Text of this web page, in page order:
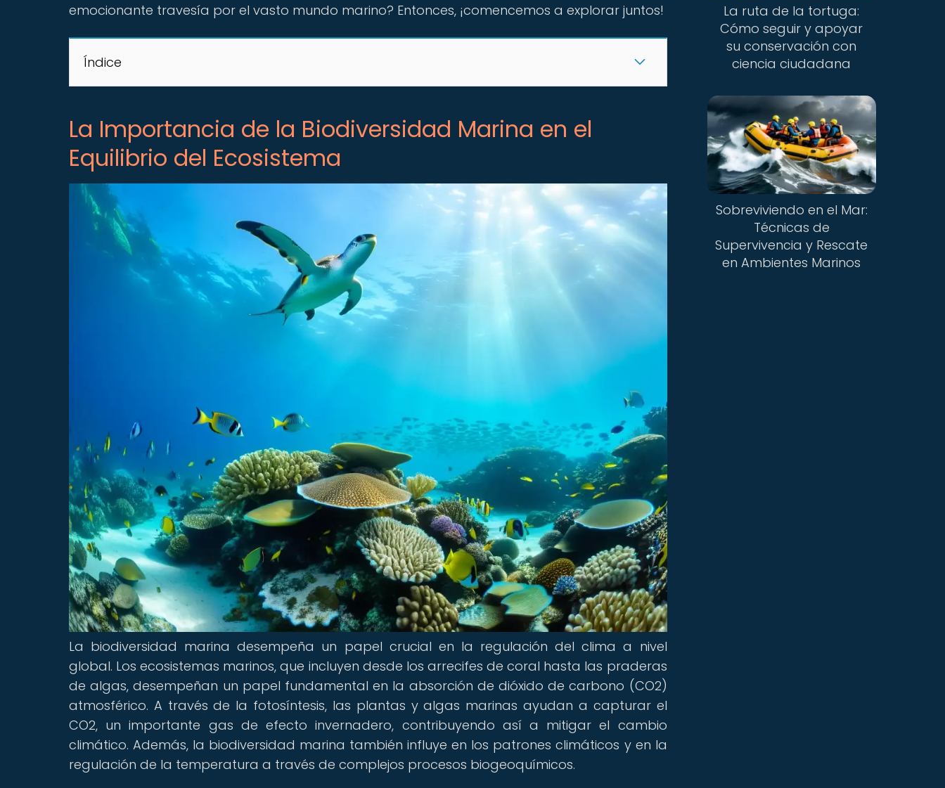
emocionante travesía por el vasto mundo marino? Entonces, ¡comencemos a explorar juntos!
Índice
La Importancia de la Biodiversidad Marina en el
Equilibrio del Ecosistema
La biodiversidad marina desempeña un papel crucial en la regulación del clima a nivel
global. Los ecosistemas marinos, que incluyen desde los arrecifes de coral hasta las praderas
de algas, desempeñan un papel fundamental en la absorción de dióxido de carbono (CO2)
atmosférico. A través de la fotosíntesis, las plantas y algas marinas ayudan a capturar el
CO2, un importante gas de efecto invernadero, contribuyendo así a mitigar el cambio
climático. Además, la biodiversidad marina también influye en los patrones climáticos y en la
regulación de la temperatura a través de complejos procesos biogeoquímicos.
La ruta de la tortuga:
Cómo seguir y apoyar
su conservación con
ciencia ciudadana
Sobreviviendo en el Mar:
Técnicas de
Supervivencia y Rescate
en Ambientes Marinos